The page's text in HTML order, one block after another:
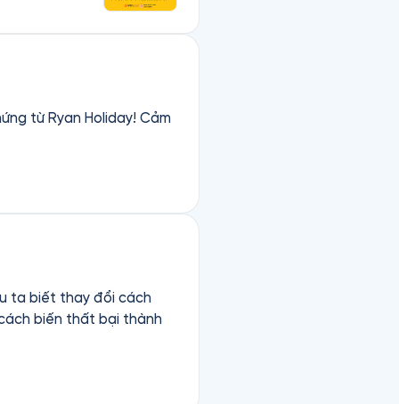
từ Ryan Holiday! Cảm
ta biết thay đổi cách
biến thất bại thành